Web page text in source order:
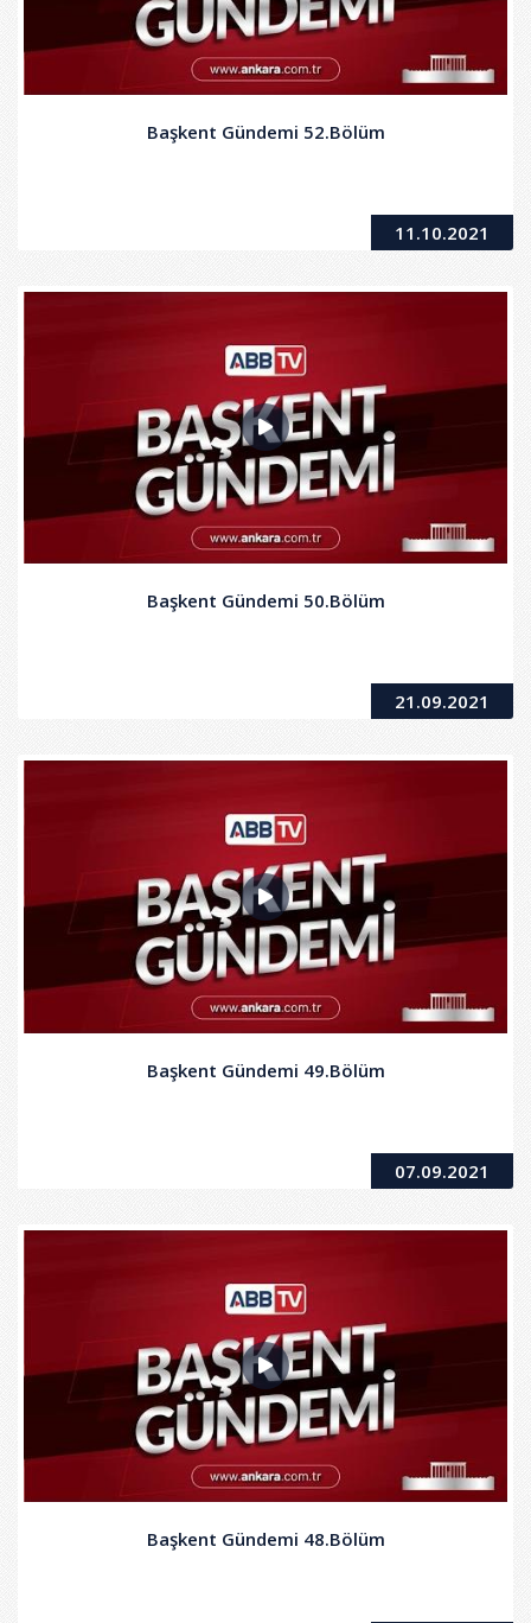
Başkent Gündemi 52.Bölüm
11.10.2021
Başkent Gündemi 50.Bölüm
21.09.2021
Başkent Gündemi 49.Bölüm
07.09.2021
Başkent Gündemi 48.Bölüm